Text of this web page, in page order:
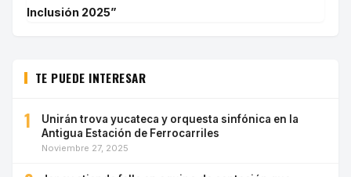
Inclusión 2025”
TE PUEDE INTERESAR
1
Unirán trova yucateca y orquesta sinfónica en la
Antigua Estación de Ferrocarriles
Noviembre 27, 2025